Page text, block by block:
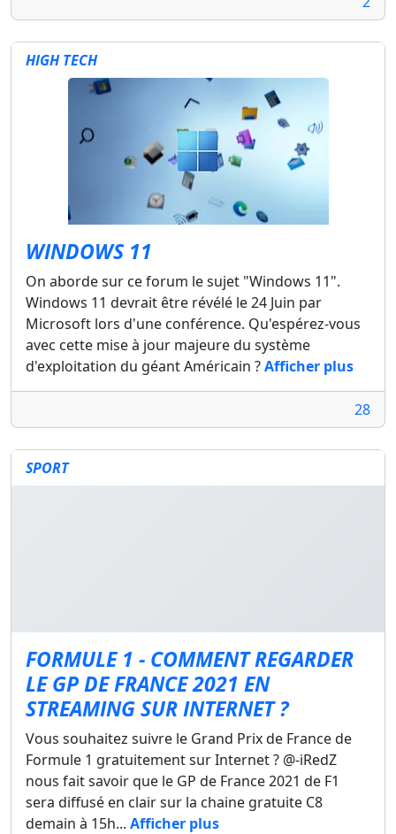
HIGH TECH
WINDOWS 11
On aborde sur ce forum le sujet "Windows 11".
Windows 11 devrait être révélé le 24 Juin par
Microsoft lors d'une conférence. Qu'espérez-vous
avec cette mise à jour majeure du système
d'exploitation du géant Américain ?Afficher plus
28
SPORT
FORMULE 1 - COMMENT REGARDER
LE GP DE FRANCE 2021 EN
STREAMING SUR INTERNET ?
Vous souhaitez suivre le Grand Prix de France de
Formule 1 gratuitement sur Internet ? @-iRedZ
nous fait savoir que le GP de France 2021 de F1
sera diffusé en clair sur la chaine gratuite C8
demain à 15h... Afficher plus